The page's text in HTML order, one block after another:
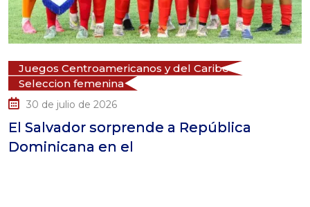
Centroamericanos y del Caribe
femenina
de julio de 2026
sorprende a República
en el